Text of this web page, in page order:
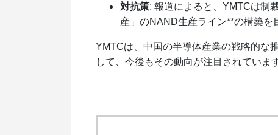
対抗策: 報道によると、YMTCは制
産」のNAND生産ライン**の構築を
YMTCは、中国の半導体産業の戦略的な
して、今後もその動向が注目されています